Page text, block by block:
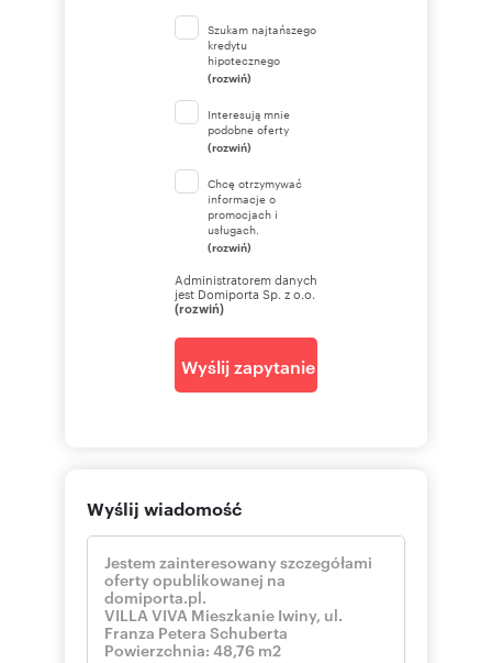
Szukam najtańszego
kredytu
hipotecznego
(rozwiń)
Interesują mnie
podobne oferty
(rozwiń)
Chcę otrzymywać
informacje o
promocjach i
usługach.
(rozwiń)
Administratorem danych
jest Domiporta Sp. z o.o.
(rozwiń)
Wyślij zapytanie
Wyślij wiadomość